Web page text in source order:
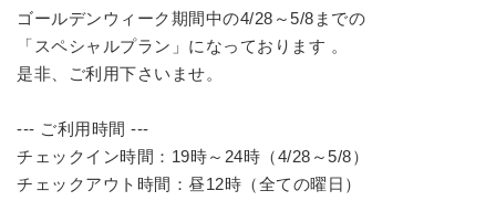
ゴールデンウィーク期間中の4/28～5/8までの
「スペシャルプラン」になっております 。
是非、ご利用下さいませ。
--- ご利用時間 ---
チェックイン時間：19時～24時（4/28～5/8）
チェックアウト時間：昼12時（全ての曜日）